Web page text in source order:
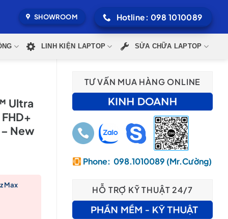
SHOWROOM Hotline: 098 1010089
LINH KIỆN LAPTOP SỬA CHỮA LAPTOP
TƯ VẤN MUA HÀNG ONLINE
Phone: 098.1010089 (Mr.Cường)
HỖ TRỢ KỸ THUẬT 24/7
Ultra
New
Max